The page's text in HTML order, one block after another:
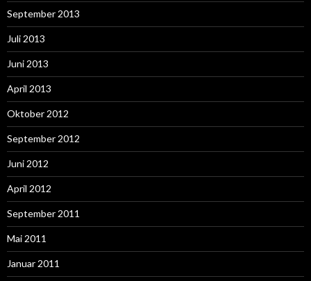
September 2013
Juli 2013
Juni 2013
April 2013
Oktober 2012
September 2012
Juni 2012
April 2012
September 2011
Mai 2011
Januar 2011